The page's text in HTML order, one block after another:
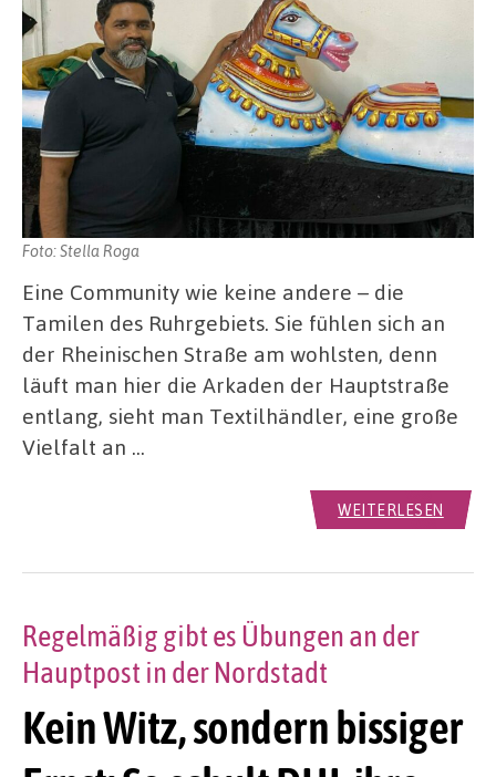
Foto: Stella Roga
Eine Community wie keine andere – die
Tamilen des Ruhrgebiets. Sie fühlen sich an
der Rheinischen Straße am wohlsten, denn
läuft man hier die Arkaden der Hauptstraße
entlang, sieht man Textilhändler, eine große
Vielfalt an …
WEITERLESEN
Kein Witz, sondern bissiger
Regelmäßig gibt es Übungen an der
Hauptpost in der Nordstadt